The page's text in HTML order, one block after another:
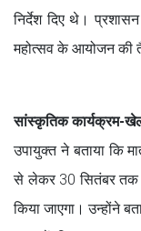
निर्देश दिए थे।
महोत्सव के आयोजन की
सांस्कृतिक कार्यक्रम-खेल
उपायुक्त ने बताया कि
से लेकर 30 सितंबर तक
किया जाएगा। उन्होंने